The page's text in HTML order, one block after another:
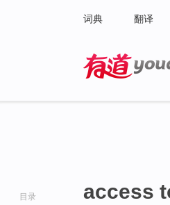
词典 翻译
目录 access